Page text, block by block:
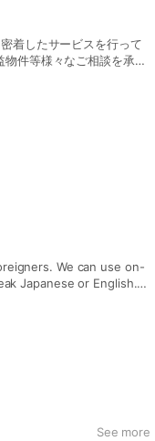
着したサービスを行って
件等様々なご相談を承っ
use on-
Japanese or English.
See more